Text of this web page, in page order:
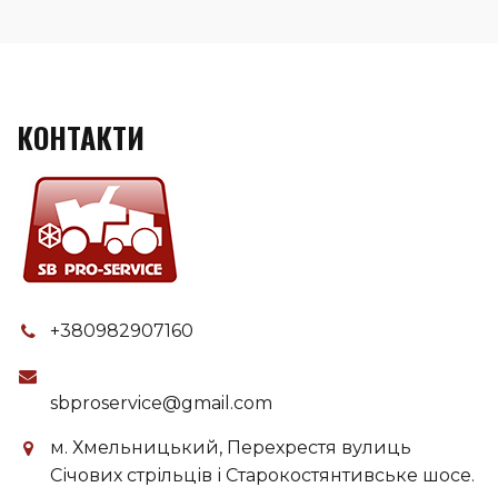
КОНТАКТИ
+380982907160
sbproservice@gmail.com
м. Хмельницький, Перехрестя вулиць
Січових стрільців і Старокостянтивське шосе.